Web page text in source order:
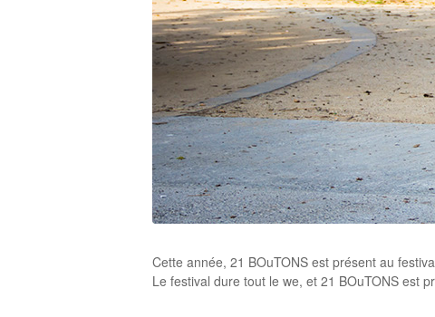
Cette année, 21 BOuTONS est présent au
Le festival dure tout le we, et 21 BOuTONS est